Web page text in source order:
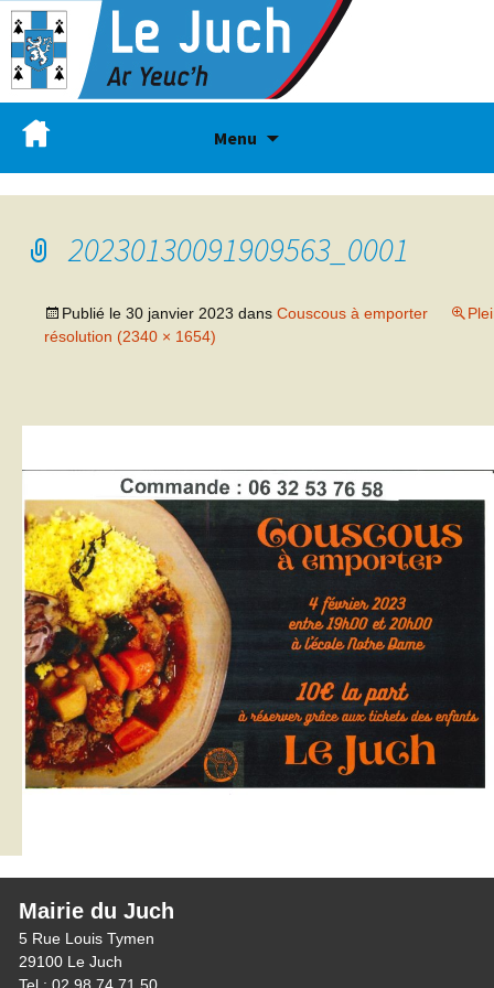
Menu
20230130091909563_0001
Publié le 30 janvier 2023 dans Couscous à emporter
résolution (2340 × 1654)
Mairie du Juch
5 Rue Louis Tymen
29100 Le Juch
Tel : 02 98 74 71 50